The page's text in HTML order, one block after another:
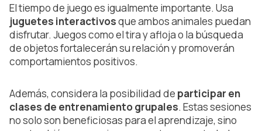
El tiempo de juego es igualmente importante. Usa
juguetes interactivosque ambos animales puedan
disfrutar. Juegos como el tira y afloja o la búsqueda
de objetos fortalecerán su relación y promoverán
comportamientos positivos.
Además, considera la posibilidad de participar en
clases de entrenamiento grupales. Estas sesiones
no solo son beneficiosas para el aprendizaje, sino